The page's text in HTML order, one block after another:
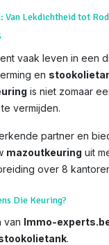
Van Lekdichtheid tot
vaak leven in een
en
is niet zomaar
vermijden.
partner en
mazoutkeuring uit
over 8
Die Keuring?
van Immo-
.